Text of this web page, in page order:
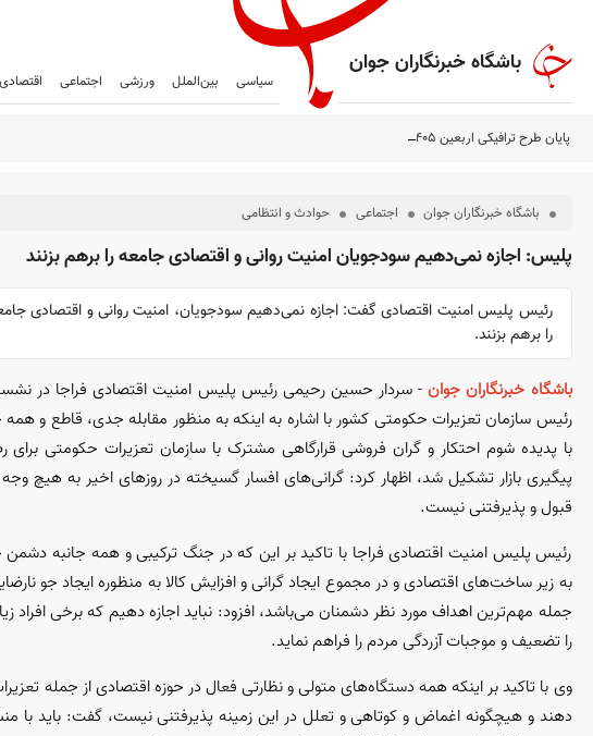
باشگاه خبرنگاران جوان
سیاسی بین‌الملل ورزشی اجتماعی اقتصادی
پایان طرح ترافیکی اربعین ۱۴۰۵ پلیس راهور فراجا با ثبت ۶۷ میلیون تردد
باشگاه خبرنگاران جوان اجتماعی حوادث و انتظامی
پلیس: اجازه نمی‌دهیم سودجویان امنیت روانی و اقتصادی جامعه را برهم بزنند
رئیس پلیس امنیت اقتصادی گفت: اجازه نمی‌دهیم سودجویان، امنیت روانی و اقتصادی
را برهم بزنند.
باشگاه خبرنگاران جوان- سردار حسین رحیمی رئیس پلیس امنیت اقتصادی فراجا در
رئیس سازمان تعزیرات حکومتی کشور با اشاره به اینکه به منظور مقابله جدی، قاطع و همه
با پدیده شوم احتکار و گران فروشی قرارگاهی مشترک با سازمان تعزیرات حکومتی برای
پیگیری بازار تشکیل شد، اظهار کرد: گرانی‌های افسار گسیخته در روز‌های اخیر به هیچ
قبول و پذیرفتنی نیست.
رئیس پلیس امنیت اقتصادی فراجا با تاکید بر این که در جنگ ترکیبی و همه جانبه
به زیر ساخت‌های اقتصادی و در مجموع ایجاد گرانی و افزایش کالا به منظوره ایجاد جو
جمله مهم‌ترین اهداف مورد نظر دشمنان می‌باشد، افزود: نباید اجازه دهیم که برخی
را تضعیف و موجبات آزردگی مردم را فراهم نماید.
وی با تاکید بر اینکه همه دستگاه‌های متولی و نظارتی فعال در حوزه اقتصادی از جمله
دهند و هیچگونه اغماض و کوتاهی و تعلل در این زمینه پذیرفتنی نیست، گفت: باید